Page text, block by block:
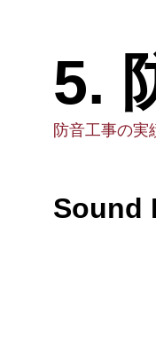
5.
防音工事の実
Sound